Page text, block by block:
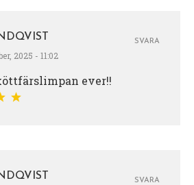
2025 - 11:02
ever!!
SVARA
SVARA